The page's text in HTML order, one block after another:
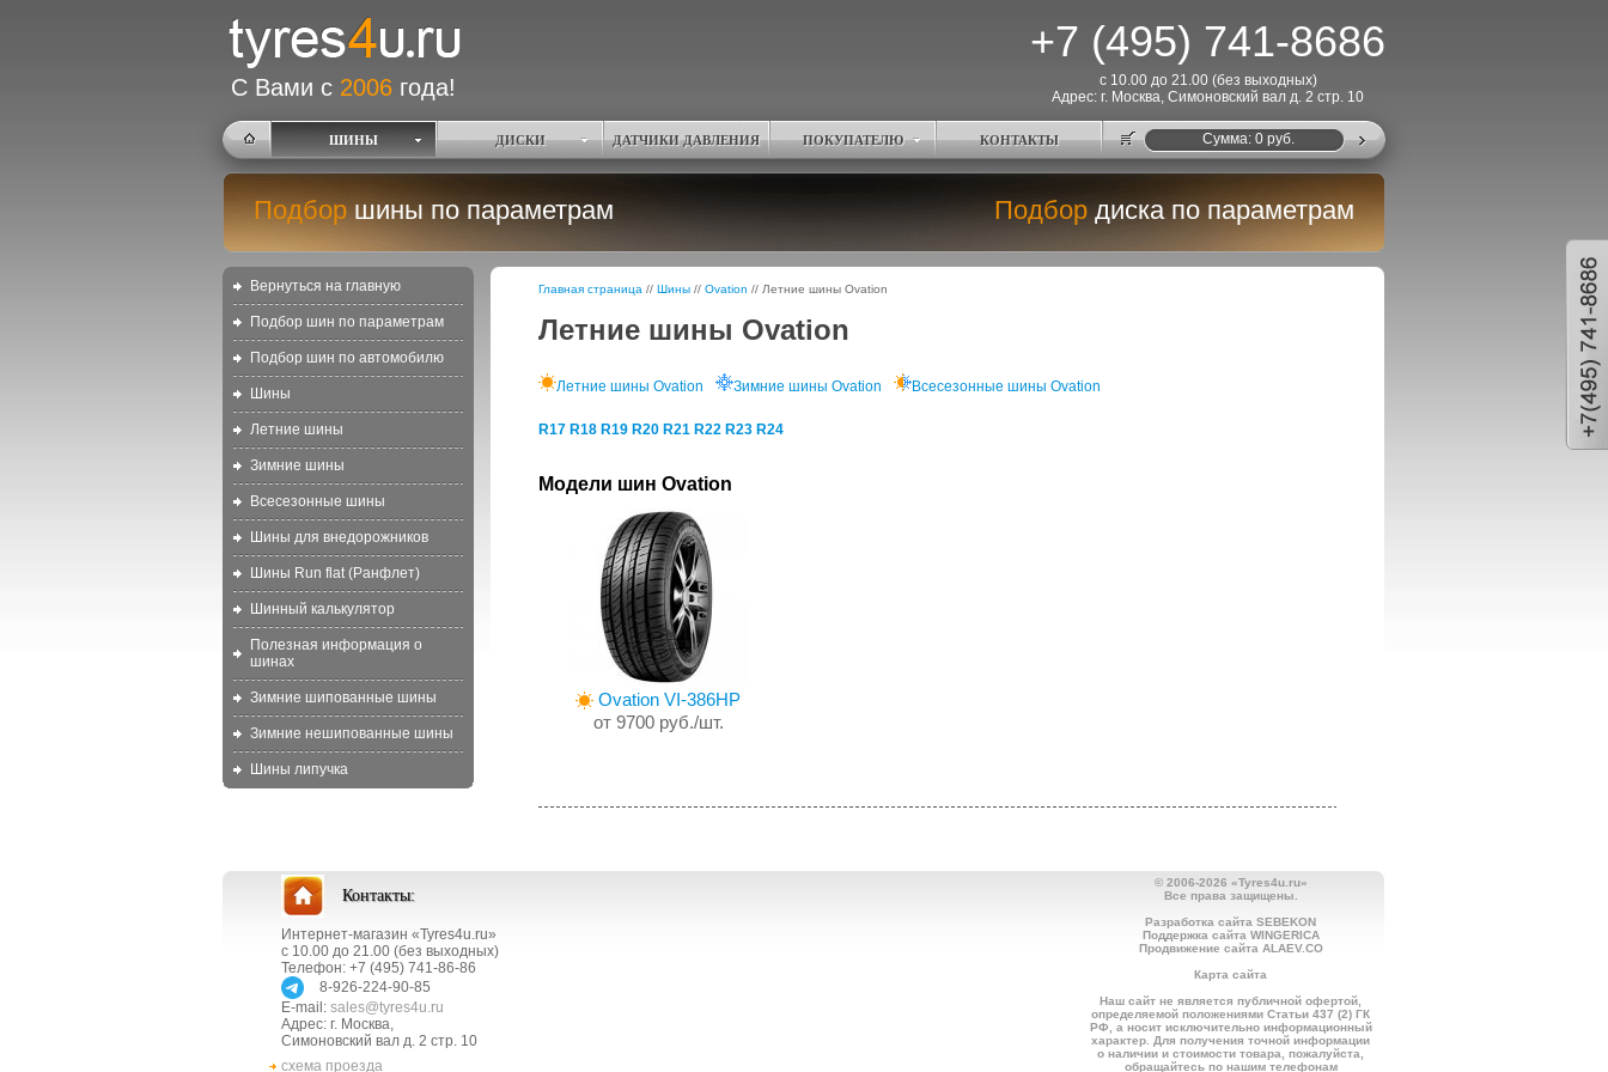
+7 (495) 741-8686
С Вами с 2006 года!
с 10.00 до 21.00 (без выходных)
Адрес: г. Москва, Симоновский вал д. 2 стр. 10
ШИНЫ ДИСКИ ДАТЧИКИ ДАВЛЕНИЯ ПОКУПАТЕЛЮ КОНТАКТЫ Cумма: 0руб.
Подбор шины по параметрам Подбор диска по параметрам
Вернуться на главную
Подбор шин по параметрам
Подбор шин по автомобилю
Шины
Летние шины
Зимние шины
Всесезонные шины
Шины для внедорожников
Шины Run flat (Ранфлет)
Шинный калькулятор
Полезная информация о
шинах
Зимние шипованные шины
Зимние нешипованные шины
Шины липучка
Главная страница // Шины // Ovation // Летние шины Ovation
Летние шины Ovation
Летние шины Ovation Зимние шины Ovation Всесезонные шины Ovation
R17 R18 R19 R20 R21 R22 R23 R24
Модели шин Ovation
Ovation VI-386HP
от 9700 руб./шт.
Контакты:
Интернет-магазин «Tyres4u.ru»
с 10.00 до 21.00 (без выходных)
Телефон: +7 (495) 741-86-86
8-926-224-90-85
E-mail: sales@tyres4u.ru
Адрес: г. Москва,
Симоновский вал д. 2 стр. 10
схема проезда
© 2006-2026 «Tyres4u.ru»
Все права защищены.
Разработка сайта SEBEKON
Поддержка сайта WINGERICA
Продвижение сайта ALAEV.CO
Карта сайта
Наш сайт не является публичной офертой,
определяемой положениями Статьи 437 (2) ГК
РФ, а носит исключительно информационный
характер. Для получения точной информации
о наличии и стоимости товара, пожалуйста,
обращайтесь по нашим телефонам